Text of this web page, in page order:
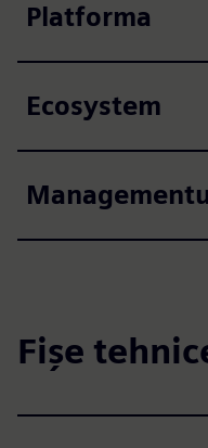
Platforma
Ecosystem
Fișe